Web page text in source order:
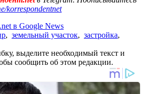
korrespondentnet
в Google News
, земельный участок, застройка,
выделите необходимый текст и
сообщить об этом редакции.